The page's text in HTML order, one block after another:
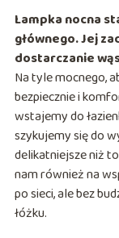
Lampka nocna
głównego. Jej
dostarczanie
Na tyle mocnego,
bezpiecznie i
wstajemy do
szykujemy się do
delikatniejsze niż
nam również na
po sieci, ale bez
łóżku.